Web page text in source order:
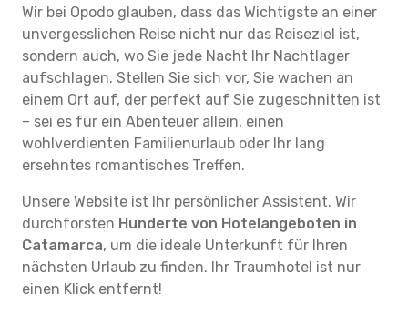
Wir bei Opodo glauben, dass das Wichtigste an einer
unvergesslichen Reise nicht nur das Reiseziel ist,
sondern auch, wo Sie jede Nacht Ihr Nachtlager
aufschlagen. Stellen Sie sich vor, Sie wachen an
einem Ort auf, der perfekt auf Sie zugeschnitten ist
– sei es für ein Abenteuer allein, einen
wohlverdienten Familienurlaub oder Ihr lang
ersehntes romantisches Treffen.
Unsere Website ist Ihr persönlicher Assistent. Wir
durchforsten Hunderte von Hotelangeboten in
Catamarca, um die ideale Unterkunft für Ihren
nächsten Urlaub zu finden. Ihr Traumhotel ist nur
einen Klick entfernt!